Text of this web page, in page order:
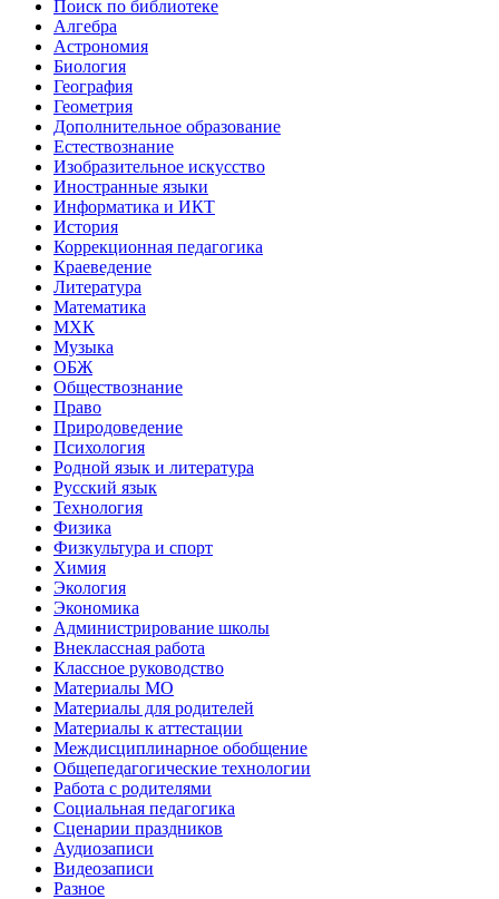
Поиск по библиотеке
Алгебра
Астрономия
Биология
География
Геометрия
Дополнительное образование
Естествознание
Изобразительное искусство
Иностранные языки
Информатика и ИКТ
История
Коррекционная педагогика
Краеведение
Литература
Математика
МХК
Музыка
ОБЖ
Обществознание
Право
Природоведение
Психология
Родной язык и литература
Русский язык
Технология
Физика
Физкультура и спорт
Химия
Экология
Экономика
Администрирование школы
Внеклассная работа
Классное руководство
Материалы МО
Материалы для родителей
Материалы к аттестации
Междисциплинарное обобщение
Общепедагогические технологии
Работа с родителями
Социальная педагогика
Сценарии праздников
Аудиозаписи
Видеозаписи
Разное